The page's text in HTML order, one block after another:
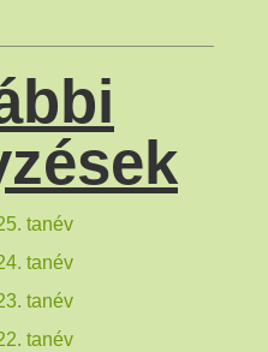
tanév
tanév
tanév
tanév